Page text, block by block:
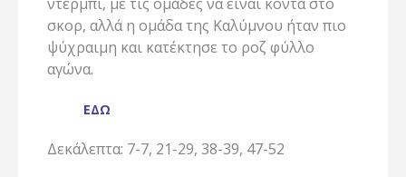
σκορ, αλλά η ομάδα της Καλύμνου ήταν πιο
ψύχραιμη και κατέκτησε το ροζ φύλλο
αγώνα.
ΕΔΩ
Δεκάλεπτα: 7-7, 21-29, 38-39, 47-52